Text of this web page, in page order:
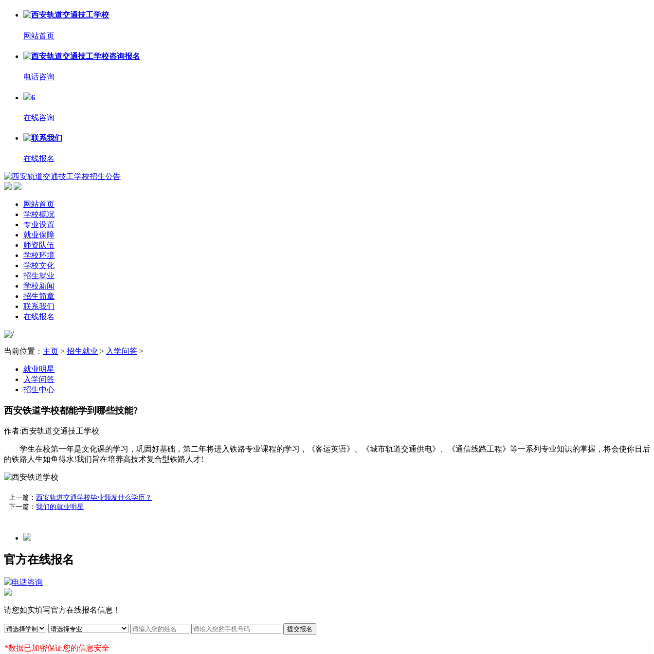
网站首页
电话咨询
6
在线咨询
在线报名
网站首页
学校概况
专业设置
就业保障
师资队伍
学校环境
学校文化
招生就业
学校新闻
招生简章
联系我们
在线报名
当前位置： 主页 > 招生就业 > 入学问答 >
就业明星
入学问答
招生中心
西安铁道学校都能学到哪些技能?
作者:西安轨道交通技工学校
学生在校第一年是文化课的学习，巩固好基础，第二年将进入铁路专业课程的学习，《客运英语》、《城市轨道交通供电》、《通信线路工程》等一系列专业知识的掌握，将会使你日后
的铁路人生如鱼得水!我们旨在培养高技术复合型铁路人才!
上一篇： 西安轨道交通学校毕业颁发什么学历？
下一篇： 我们的就业明星
官方在线报名
电话咨询
请您如实填写官方在线报名信息！
提交报名
*数据已加密保证您的信息安全